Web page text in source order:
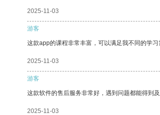
2025-11-03
游客
这款app的课程非常丰富，可以满足我不同的学习
2025-11-03
游客
这款软件的售后服务非常好，遇到问题都能得到及
2025-11-03